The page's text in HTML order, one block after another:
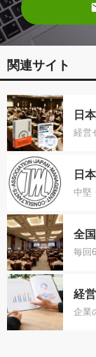
関連サイト
日
経営
日
中堅
全
毎回
経
企業